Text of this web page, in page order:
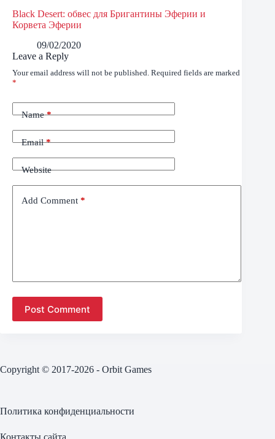
Black Desert: обвес для Бригантины Эферии и
Корвета Эферии
09/02/2020
Leave a Reply
Your email address will not be published. Required fields are marked
*
Name*
Email*
Website
Add Comment *
Post Comment
Copyright © 2017-2026 - Orbit Games
Политика конфиденциальности